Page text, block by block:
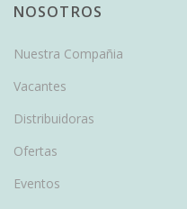
NOSOTROS
Nuestra Compañia
Vacantes
Distribuidoras
Ofertas
Eventos